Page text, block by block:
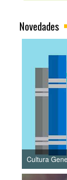
Novedades
Cultura